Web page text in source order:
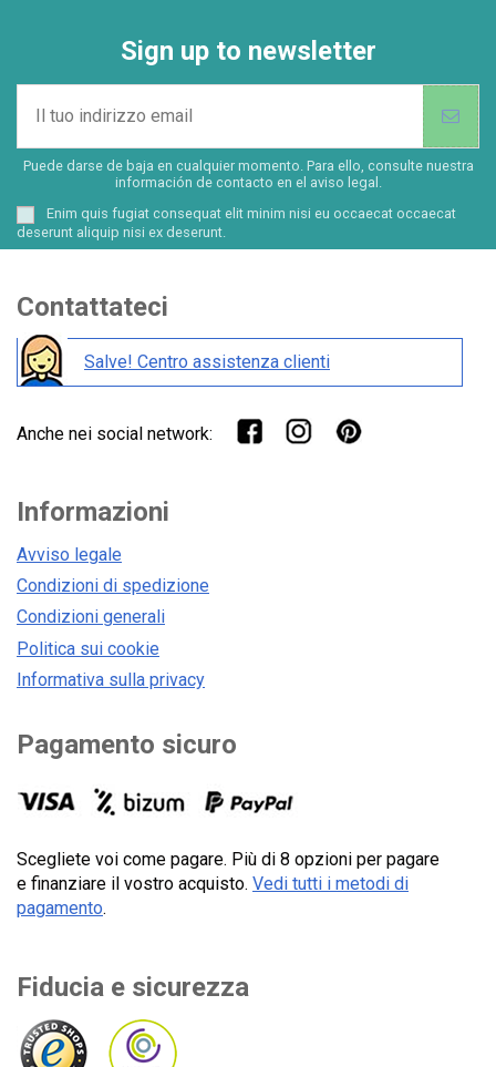
Sign up to newsletter
Puede darse de baja en cualquier momento. Para ello, consulte nuestra
información de contacto en el aviso legal.
Enim quis fugiat consequat elit minim nisi eu occaecat occaecat
deserunt aliquip nisi ex deserunt.
Contattateci
Salve! Centro assistenza clienti
Anche nei social network:
Informazioni
Avviso legale
Condizioni di spedizione
Condizioni generali
Politica sui cookie
Informativa sulla privacy
Pagamento sicuro
Scegliete voi come pagare. Più di 8 opzioni per pagare
e finanziare il vostro acquisto. Vedi tutti i metodi di
pagamento.
Fiducia e sicurezza